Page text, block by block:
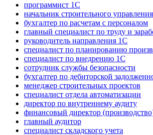
программист 1C
начальник строительного управления
бухгалтер по расчетам с персоналом
главный специалист по труду и
руководитель направления 1С
специалист по планированию
специалист по внедрению 1С
сотрудник службы безопасности
бухгалтер по дебиторской
менеджер строительных проектов
специалист отдела автоматизации
директор по внутреннему аудиту
финансовый директор
главный аудитор
специалист складского учета